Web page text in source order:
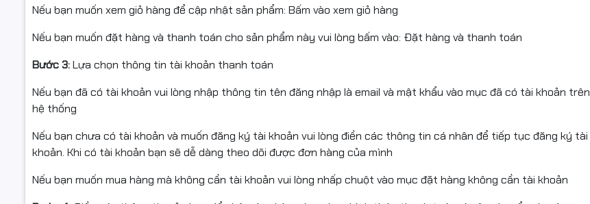
Bàn phím, touchpad
Nếu bạn muốn xem giỏ hàng để cập nhật sản phẩm: Bấm vào xem giỏ hàng
Nếu bạn muốn đặt hàng và thanh toán cho sản phẩm này vui lòng bấm vào: Đặt hàng và thanh toán
Bước 3:Lựa chọn thông tin tài khoản thanh toán
Nếu bạn đã có tài khoản vui lòng nhập thông tin tên đăng nhập là email và mật khẩu vào mục đã có tài khoản trên
hệ thống
Nếu bạn chưa có tài khoản và muốn đăng ký tài khoản vui lòng điền các thông tin cá nhân để tiếp tục đăng ký tài
khoản. Khi có tài khoản bạn sẽ dễ dàng theo dõi được đơn hàng của mình
Nếu bạn muốn mua hàng mà không cần tài khoản vui lòng nhấp chuột vào mục đặt hàng không cần tài khoản